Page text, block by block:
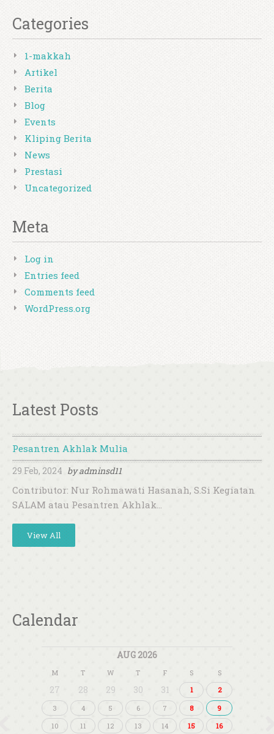
Categories
1-makkah
Artikel
Berita
Blog
Events
Kliping Berita
News
Prestasi
Uncategorized
Meta
Log in
Entries feed
Comments feed
WordPress.org
Latest Posts
Pesantren Akhlak Mulia
29 Feb, 2024 byadminsd11
Contributor: Nur Rohmawati Hasanah, S.Si Kegiatan
SALAM atau Pesantren Akhlak…
View All
Calendar
AUG 2026
M T W T F S S
27 28 29 30 31 1
2
3
4 5 6 7 8
9
10
11 12 13 14 15
16